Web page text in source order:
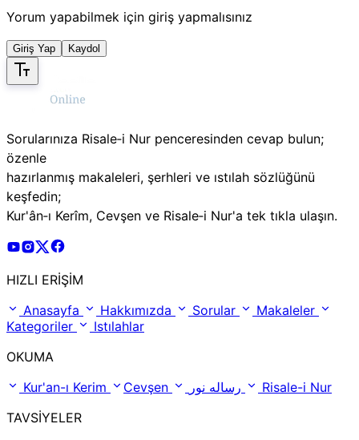
Yorum yapabilmek için giriş yapmalısınız
Giriş Yap Kaydol
Sorularınıza Risale‑i Nur penceresinden cevap bulun;
özenle
hazırlanmış makaleleri, şerhleri ve ıstılah sözlüğünü
keşfedin;
Kur'ân‑ı Kerîm, Cevşen ve Risale‑i Nur'a tek tıkla ulaşın.
Risale Online Youtube Hesabı
Risale Online Instagram Hesabı
Risale Online X Hesabı
HIZLI ERİŞİM
Anasayfa
Hakkımızda Sorular
Makaleler
Kategoriler
Istılahlar
OKUMA
Kur'an-ı Kerim
Cevşen
Risale-i Nur
TAVSİYELER